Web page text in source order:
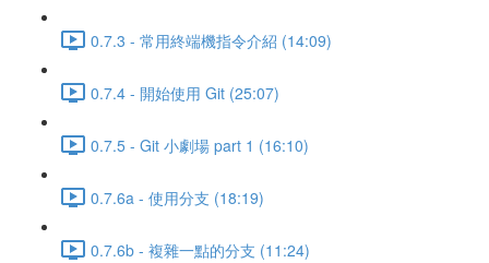
0.7.3 - 常用終端機指令介紹 (14:09)
0.7.4 - 開始使用 Git (25:07)
0.7.5 - Git 小劇場 part 1 (16:10)
0.7.6a - 使用分支 (18:19)
0.7.6b - 複雜一點的分支 (11:24)